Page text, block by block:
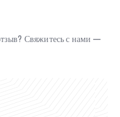
Свяжитесь с нами —